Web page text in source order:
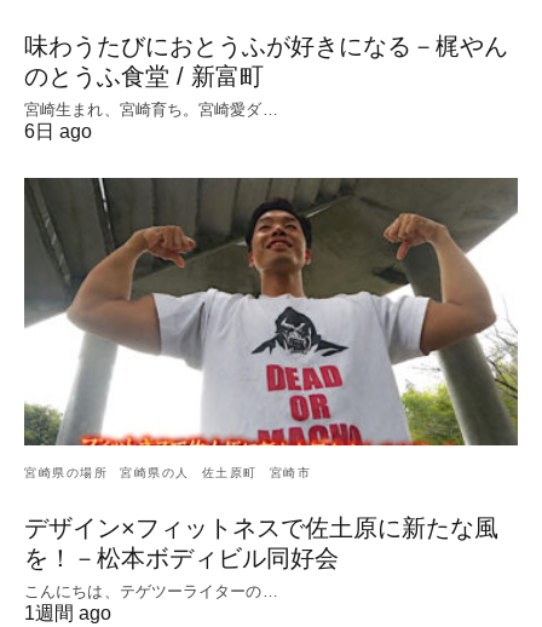
味わうたびにおとうふが好きになる－梶やん
のとうふ食堂 / 新富町
宮崎生まれ、宮崎育ち。宮崎愛ダ…
6日 ago
宮崎県の場所 宮崎県の人 佐土原町 宮崎市
デザイン×フィットネスで佐土原に新たな風
を！－松本ボディビル同好会
こんにちは、テゲツーライターの…
1週間 ago